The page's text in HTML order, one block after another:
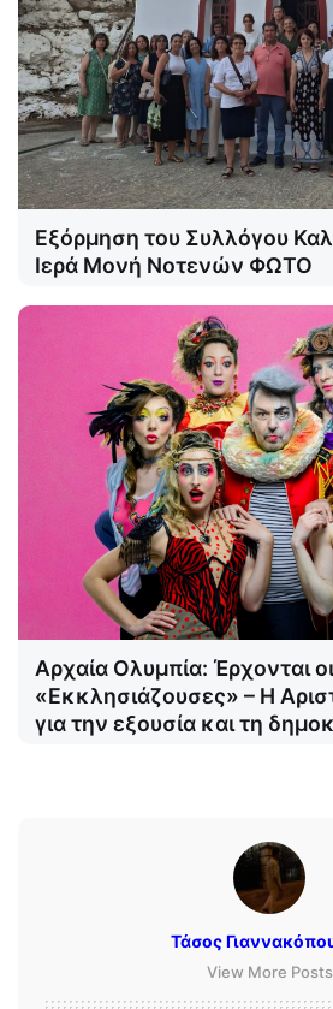
Εξόρμηση του Συλλόγου
Ιερά Μονή Νοτενών ΦΩΤΟ
Αρχαία Ολυμπία: Έρχονται οι
«Εκκλησιάζουσες» – Η
για την εξουσία και τη
Τάσος
View More Posts